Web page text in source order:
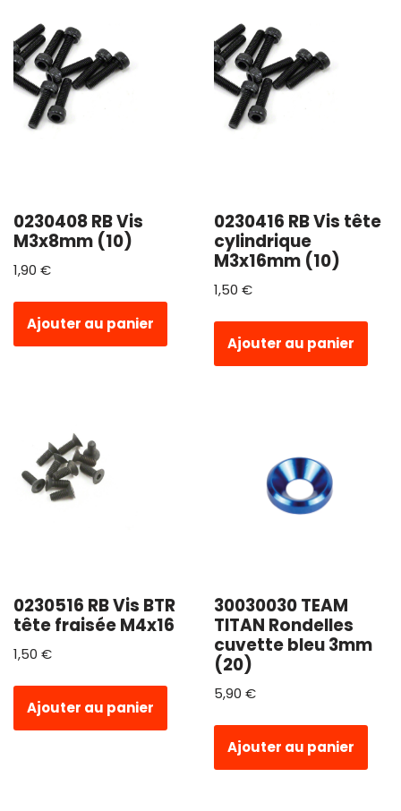
0230408 RB Vis
M3x8mm (10)
1,90 €
Ajouter au panier
0230416 RB Vis tête
cylindrique
M3x16mm (10)
1,50 €
Ajouter au panier
0230516 RB Vis BTR
tête fraisée M4x16
1,50 €
Ajouter au panier
30030030 TEAM
TITAN Rondelles
cuvette bleu 3mm
(20)
5,90 €
Ajouter au panier